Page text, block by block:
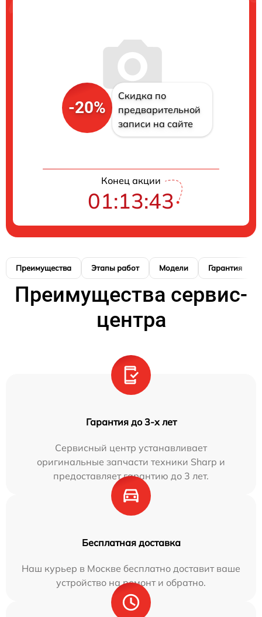
-20%
Скидка по
предварительной
записи на сайте
Конец акции
01:13:42
Преимущества Этапы работ Модели Гарантия
Преимущества сервис-
центра
Гарантия до 3-х лет
Сервисный центр устанавливает
оригинальные запчасти техники Sharp и
предоставляет гарантию до 3 лет.
Бесплатная доставка
Наш курьер в Москве бесплатно доставит ваше
устройство на ремонт и обратно.